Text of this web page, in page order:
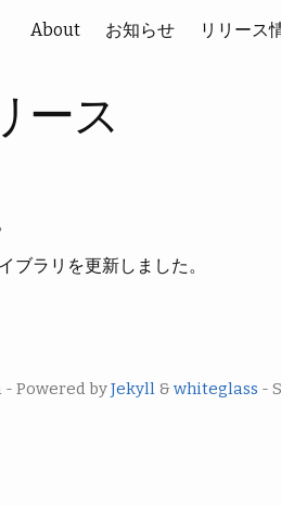
About お知らせ リリース
ース
ブラリを更新しました。
- Powered byJekyll & whiteglass -